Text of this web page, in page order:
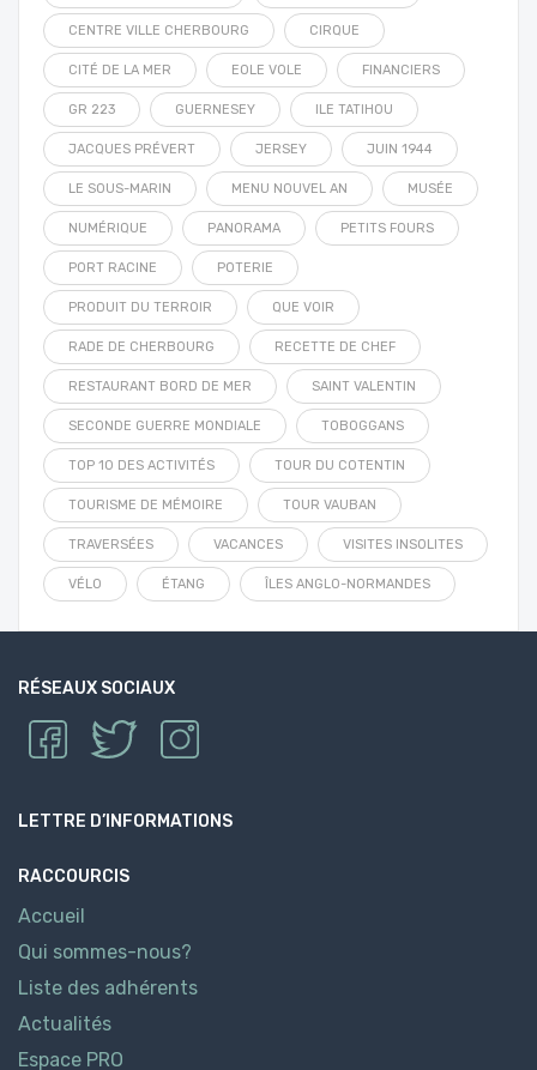
CENTRE VILLE CHERBOURG CIRQUE
CITÉ DE LA MER EOLE VOLE FINANCIERS
GR 223 GUERNESEY ILE TATIHOU
JACQUES PRÉVERT JERSEY JUIN 1944
LE SOUS-MARIN MENU NOUVEL AN MUSÉE
NUMÉRIQUE PANORAMA PETITS FOURS
PORT RACINE POTERIE
PRODUIT DU TERROIR QUE VOIR
RADE DE CHERBOURG RECETTE DE CHEF
RESTAURANT BORD DE MER SAINT VALENTIN
SECONDE GUERRE MONDIALE TOBOGGANS
TOP 10 DES ACTIVITÉS TOUR DU COTENTIN
TOURISME DE MÉMOIRE TOUR VAUBAN
TRAVERSÉES VACANCES VISITES INSOLITES
VÉLO ÉTANG ÎLES ANGLO-NORMANDES
RÉSEAUX SOCIAUX
LETTRE D’INFORMATIONS
RACCOURCIS
Accueil
Qui sommes-nous?
Liste des adhérents
Actualités
Espace PRO